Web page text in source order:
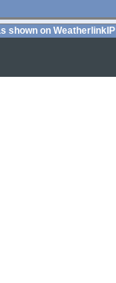
shown on